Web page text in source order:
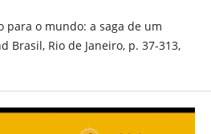
para o mundo: a saga de um
Brasil, Rio de Janeiro, p. 37-313,